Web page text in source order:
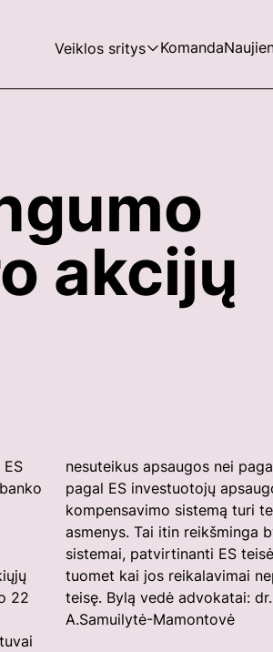
Veiklos sritys Komanda
akcijų
22
nesuteikus apsaugos nei
pagal ES investuotojų
kompensavimo sistemą turi
asmenys. Tai itin reikšminga
dr.
A.Samuilytė-Mamontovė